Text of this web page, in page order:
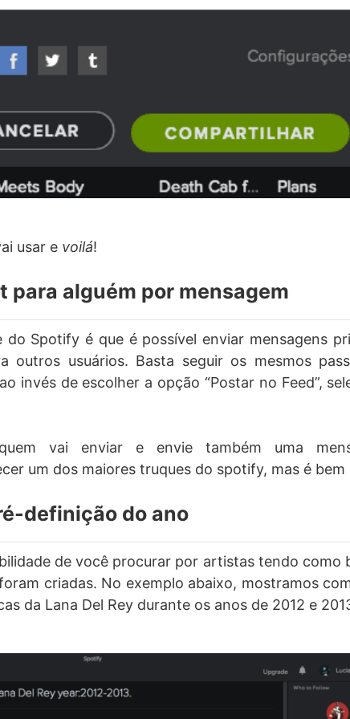
usar e voilá!
para alguém por mensagem
Spotify é que é possível enviar mensagens
outros usuários. Basta seguir os mesmos
invés de escolher a opção “Postar no Feed”,
vai enviar e envie também uma
um dos maiores truques do spotify, mas é bem
definição do ano
de você procurar por artistas tendo como
criadas. No exemplo abaixo, mostramos
da Lana Del Rey durante os anos de 2012 e